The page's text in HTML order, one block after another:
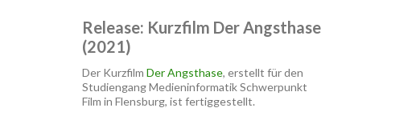
Release: Kurzfilm Der Angsthase
(2021)
Der Kurzfilm Der Angsthase, erstellt für den
Studiengang Medieninformatik Schwerpunkt
Film in Flensburg, ist fertiggestellt.